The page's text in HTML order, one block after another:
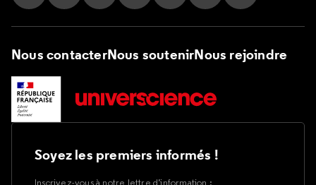
Suivez nous sur Instagram
Suivez nous sur Facebook
Suivez nous sur Tik Tok
Suivez nous sur X
Suivez nous sur LinkedIn
Suivez nous sur
Suivez nous
Nous contacterNous soutenirNous rejoindre
Soyez les premiers informés !
Inscrivez-vous à notre lettre d’information :